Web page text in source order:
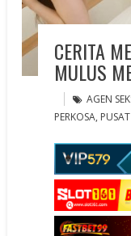
CERITA
MULUS
AGEN
PERKOSA,